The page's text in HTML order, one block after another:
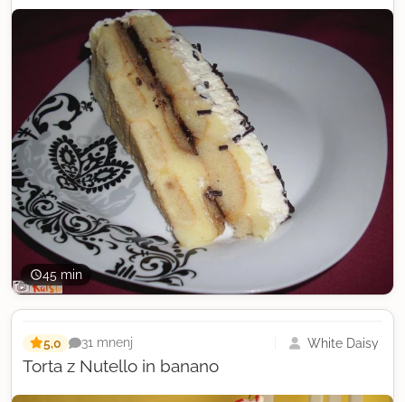
45 min
Torta z Nutello in banano
5,0 31 mnenj White Daisy